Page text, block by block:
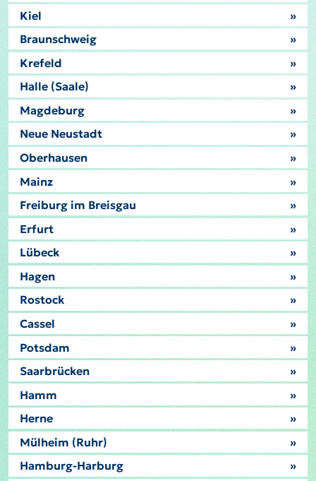
Kiel
»
Braunschweig
»
Krefeld
»
Halle (Saale)
»
Magdeburg
»
Neue Neustadt
»
Oberhausen
»
Mainz
»
Freiburg im Breisgau
»
Erfurt
»
Lübeck
»
Hagen
»
Rostock
»
Cassel
»
Potsdam
»
Saarbrücken
»
Hamm
»
Herne
»
Mülheim (Ruhr)
»
Hamburg-Harburg
»